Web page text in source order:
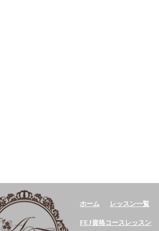
ホーム レッスン一覧
FEJ資格コースレッスン